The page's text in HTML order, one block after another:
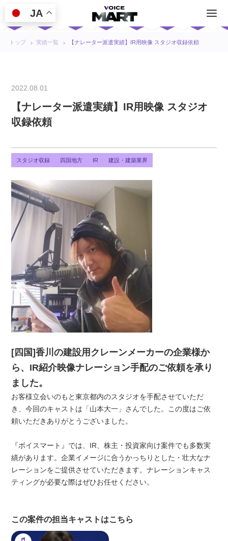
トップ 実績一覧 【ナレーター派遣実績】IR用映像 スタジオ収録依頼
2022.08.01
【ナレーター派遣実績】IR用映像 スタジオ
収録依頼
スタジオ収録 四国地方 IR 建設・建築業界
[四国]香川の建設用クレーンメーカーの企業様か
ら、IR紹介映像ナレーション手配のご依頼を承り
ました。
お客様立会いのもと東京都内のスタジオを手配させていただ
き、今回のキャストは「山本大一」さんでした。この度はご依
頼いただきありがとうございました。
『ボイスマート』では、IR、株主・投資家向け案件でも多数実
績があります。企業イメージに合うかっちりとした・壮大なナ
レーションをご提供させていただきます。ナレーションキャス
ティングが必要な際はぜひお任せください。
この案件の担当キャストはこちら
JA